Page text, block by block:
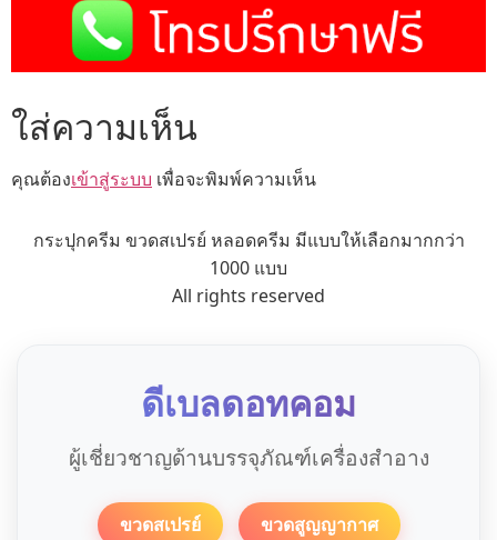
ใส่ความเห็น
คุณต้องเข้าสู่ระบบ เพื่อจะพิมพ์ความเห็น
กระปุกครีม ขวดสเปรย์ หลอดครีม มีแบบให้เลือกมากกว่า
1000 แบบ
All rights reserved
ดีเบลดอทคอม
ผู้เชี่ยวชาญด้านบรรจุภัณฑ์เครื่องสำอาง
ขวดสเปรย์ ขวดสูญญากาศ